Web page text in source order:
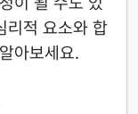
이 될 수도 있
리적 요소와 합
아보세요.